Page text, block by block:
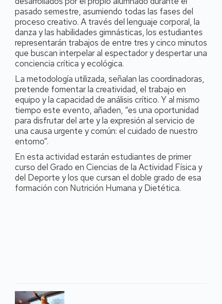
pasado semestre, asumiendo todas las fases del
proceso creativo. A través del lenguaje corporal, la
danza y las habilidades gimnásticas, los estudiantes
representarán trabajos de entre tres y cinco minutos
que buscan interpelar al espectador y despertar una
conciencia crítica y ecológica.
La metodología utilizada, señalan las coordinadoras,
pretende fomentar la creatividad, el trabajo en
equipo y la capacidad de análisis crítico. Y al mismo
tiempo este evento, añaden, “es una oportunidad
para disfrutar del arte y la expresión al servicio de
una causa urgente y común: el cuidado de nuestro
entorno”.
En esta actividad estarán estudiantes de primer
curso del Grado en Ciencias de la Actividad Física y
del Deporte y los que cursan el doble grado de esa
formación con Nutrición Humana y Dietética.